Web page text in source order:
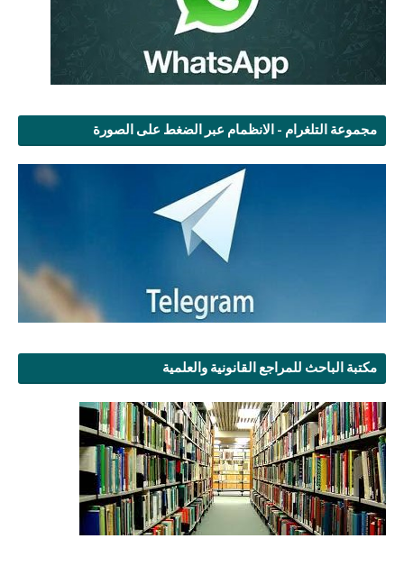
مجموعة التلغرام - الانظمام عبر الضغط على الصورة
مكتبة الباحث للمراجع القانونية والعلمية